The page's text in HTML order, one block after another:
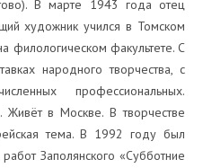
В марте 1943 года отец
художник учился в Томском
филологическом факультете. С
народного творчества, с
профессиональных.
Живёт в Москве. В творчестве
тема. В 1992 году был
Заполянского «Субботние